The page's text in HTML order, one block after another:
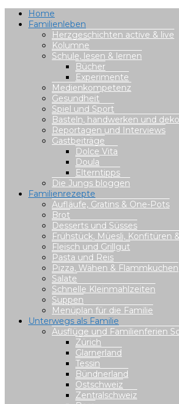
Home
Familienleben
Herzgeschichten active & live
Kolumne
Schule, lesen & lernen
Bücher
Experimente
Medienkompetenz
Gesundheit
Spiel und Sport
Basteln, handwerken und
Reportagen und Interviews
Gastbeiträge
Dolce Vita
Doula
Elterntipps
Die Jungs bloggen
Familienrezepte
Aufläufe, Gratins & One-Pots
Brot
Desserts und Süsses
Frühstück, Müesli, Konfitüren
Fleisch und Grillgut
Pasta und Reis
Pizza, Wähen & Flammkuchen
Salate
Schnelle Kleinmahlzeiten
Suppen
Menüplan für die Familie
Unterwegs als Familie
Ausflüge und Familienferien
Zürich
Glarnerland
Tessin
Bündnerland
Ostschweiz
Zentralschweiz